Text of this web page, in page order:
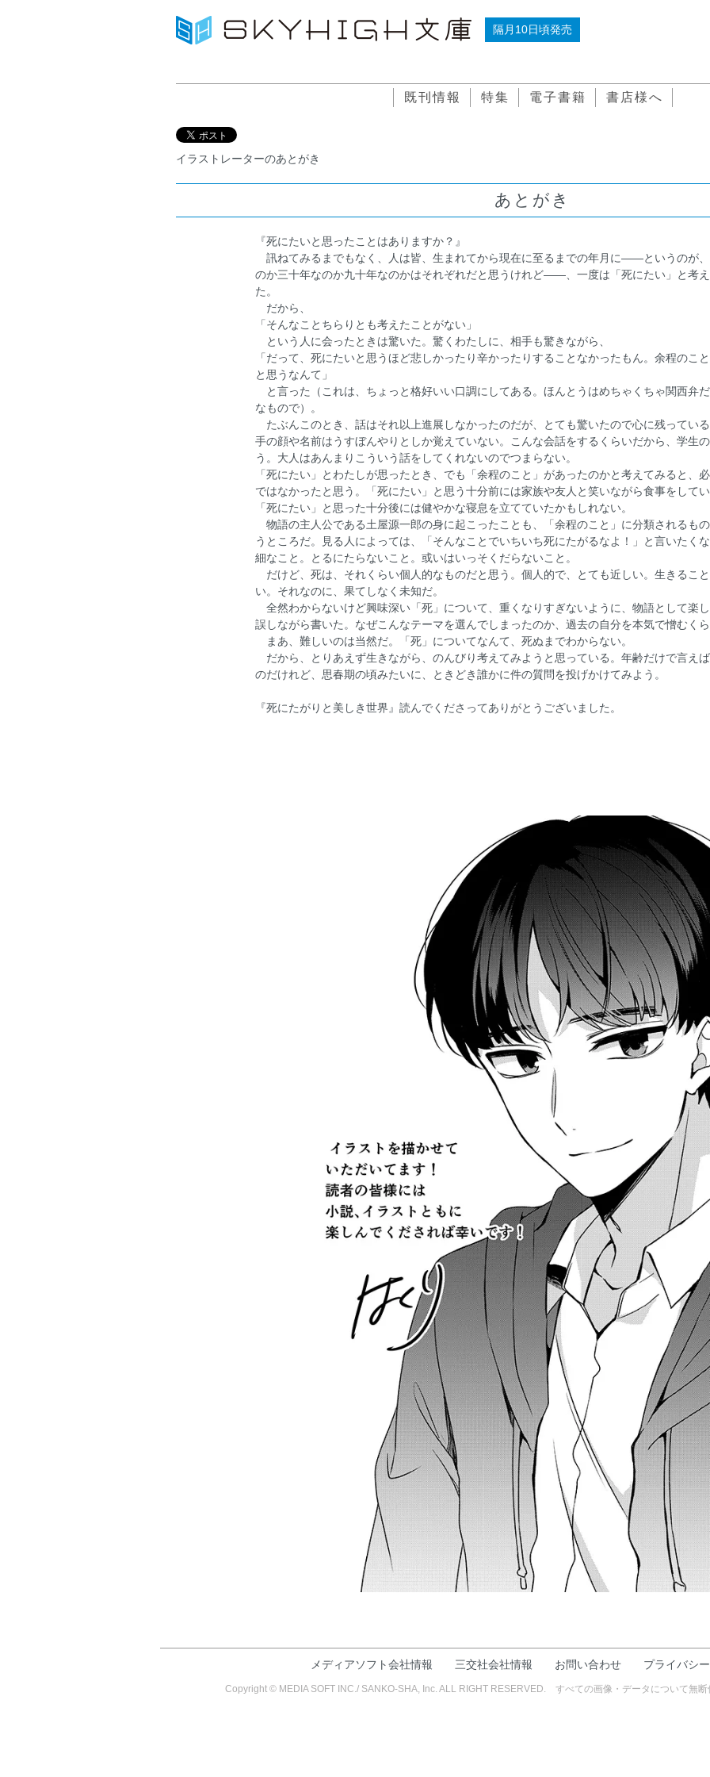
隔月10日頃発売
既刊情報 特集 電子書籍 書店様へ
イラストレーターのあとがき
あとがき
『死にたいと思ったことはありますか？』
訊ねてみるまでもなく、人は皆、生まれてから現在に至るまでの年月に――というのが
のか三十年なのか九十年なのかはそれぞれだと思うけれど――、一度は「死にたい」と考
た。
だから、
「そんなことちらりとも考えたことがない」
という人に会ったときは驚いた。驚くわたしに、相手も驚きながら、
「だって、死にたいと思うほど悲しかったり辛かったりすることなかったもん。余程のこ
と思うなんて」
と言った（これは、ちょっと格好いい口調にしてある。ほんとうはめちゃくちゃ関西弁
なもので）。
たぶんこのとき、話はそれ以上進展しなかったのだが、とても驚いたので心に残ってい
手の顔や名前はうすぼんやりとしか覚えていない。こんな会話をするくらいだから、学生
う。大人はあんまりこういう話をしてくれないのでつまらない。
「死にたい」とわたしが思ったとき、でも「余程のこと」があったのかと考えてみると、
ではなかったと思う。「死にたい」と思う十分前には家族や友人と笑いながら食事をして
「死にたい」と思った十分後には健やかな寝息を立てていたかもしれない。
物語の主人公である土屋源一郎の身に起こったことも、「余程のこと」に分類されるも
うところだ。見る人によっては、「そんなことでいちいち死にたがるなよ！」と言いたく
細なこと。とるにたらないこと。或いはいっそくだらないこと。
だけど、死は、それくらい個人的なものだと思う。個人的で、とても近しい。生きるこ
い。それなのに、果てしなく未知だ。
全然わからないけど興味深い「死」について、重くなりすぎないように、物語として楽
誤しながら書いた。なぜこんなテーマを選んでしまったのか、過去の自分を本気で憎むく
まあ、難しいのは当然だ。「死」についてなんて、死ぬまでわからない。
だから、とりあえず生きながら、のんびり考えてみようと思っている。年齢だけで言え
のだけれど、思春期の頃みたいに、ときどき誰かに件の質問を投げかけてみよう。
『死にたがりと美しき世界』読んでくださってありがとうございました。
メディアソフト会社情報 三交社会社情報 お問い合わせ プライバシ
Copyright © MEDIA SOFT INC./ SANKO-SHA, Inc. ALL RIGHT RESERVED. すべての画像・データについて無